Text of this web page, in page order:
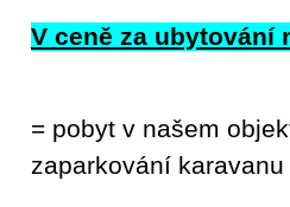
V ceně za ubytování
= pobyt v našem
zaparkování